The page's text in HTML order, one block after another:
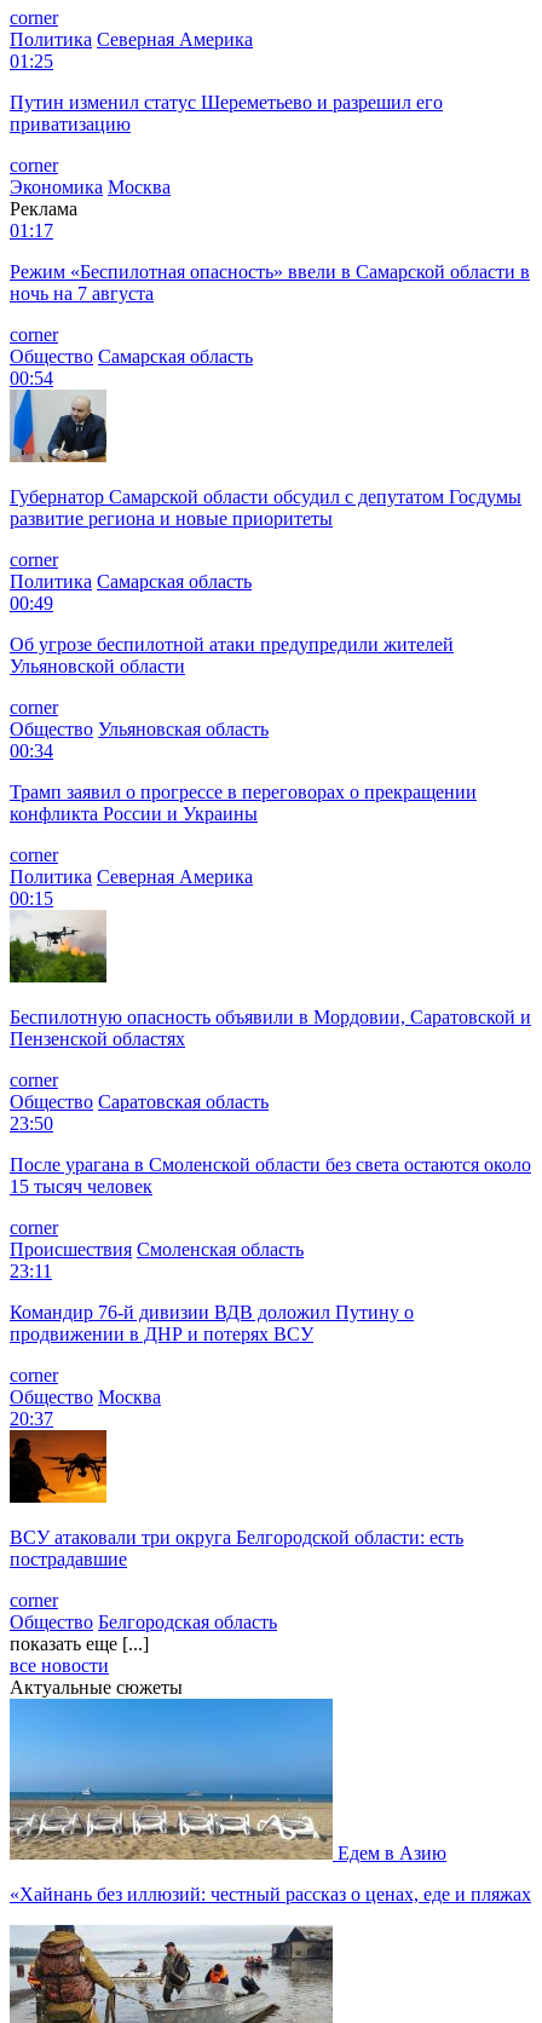
corner
Политика Северная Америка
01:25
Путин изменил статус Шереметьево и разрешил его
приватизацию
corner
Экономика Москва
Реклама
01:17
Режим «Беспилотная опасность» ввели в Самарской области в
ночь на 7 августа
corner
Общество Самарская область
00:54
Губернатор Самарской области обсудил с депутатом Госдумы
развитие региона и новые приоритеты
corner
Политика Самарская область
00:49
Об угрозе беспилотной атаки предупредили жителей
Ульяновской области
corner
Общество Ульяновская область
00:34
Трамп заявил о прогрессе в переговорах о прекращении
конфликта России и Украины
corner
Политика Северная Америка
00:15
Беспилотную опасность объявили в Мордовии, Саратовской и
Пензенской областях
corner
Общество Саратовская область
23:50
После урагана в Смоленской области без света остаются около
15 тысяч человек
corner
Происшествия Смоленская область
23:11
Командир 76-й дивизии ВДВ доложил Путину о
продвижении в ДНР и потерях ВСУ
corner
Общество Москва
20:37
ВСУ атаковали три округа Белгородской области: есть
пострадавшие
corner
Общество Белгородская область
показать еще [...]
все новости
Актуальные сюжеты
Едем в Азию
«Хайнань без иллюзий: честный рассказ о ценах, еде и пляжах